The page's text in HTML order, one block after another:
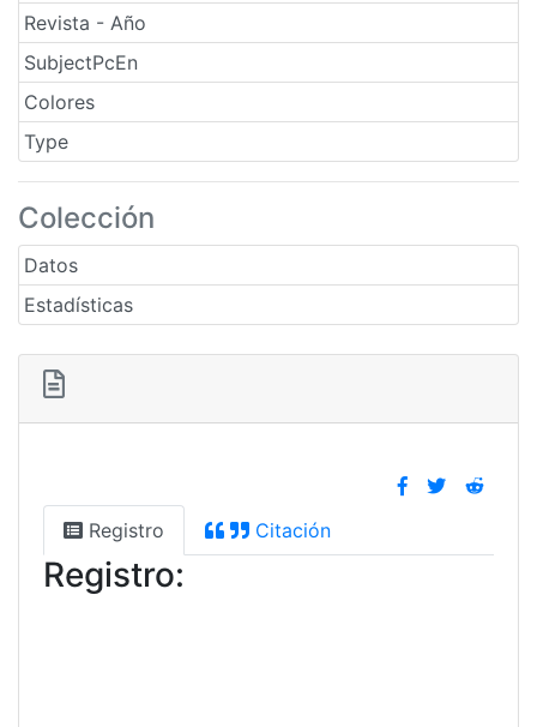
Revista - Año
SubjectPcEn
Colores
Type
Colección
Datos
Estadísticas
Registro Citación
Registro: